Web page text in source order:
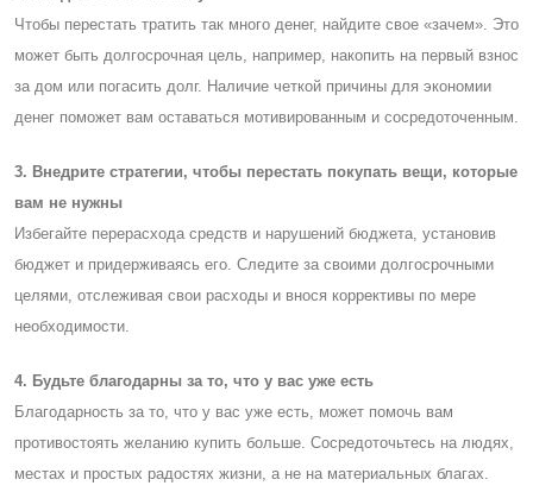
Чтобы перестать тратить так много денег, найдите свое «зачем». Это
может быть долгосрочная цель, например, накопить на первый взнос
за дом или погасить долг. Наличие четкой причины для экономии
денег поможет вам оставаться мотивированным и сосредоточенным.
3. Внедрите стратегии, чтобы перестать покупать вещи, которые
вам не нужны
Избегайте перерасхода средств и нарушений бюджета, установив
бюджет и придерживаясь его. Cледите за своими долгосрочными
целями, отслеживая свои расходы и внося коррективы по мере
необходимости.
4. Будьте благодарны за то, что у вас уже есть
Благодарность за то, что у вас уже есть, может помочь вам
противостоять желанию купить больше. Cосредоточьтесь на людях,
местах и ​​простых радостях жизни, а не на материальных благах.